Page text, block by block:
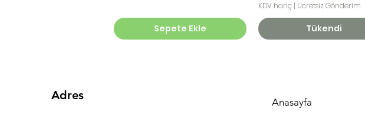
Sepete Ekle
KDV hariç | Ücretsiz Gönderim
Tükendi
Adres Anasayfa